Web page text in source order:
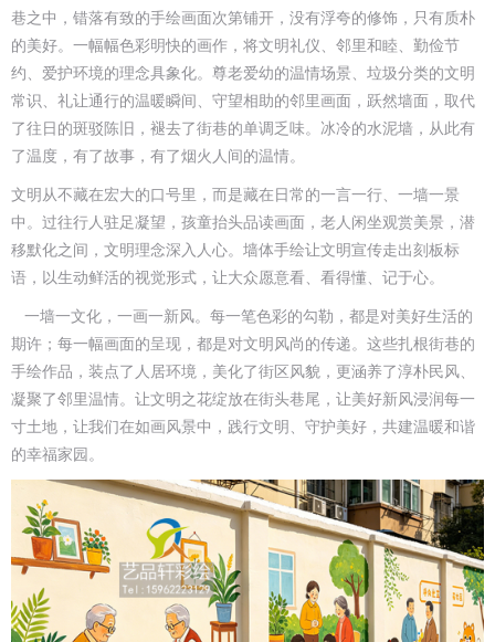
巷之中，错落有致的手绘画面次第铺开，没有浮夸的修饰，只有质朴
的美好。一幅幅色彩明快的画作，将文明礼仪、邻里和睦、勤俭节
约、爱护环境的理念具象化。尊老爱幼的温情场景、垃圾分类的文明
常识、礼让通行的温暖瞬间、守望相助的邻里画面，跃然墙面，取代
了往日的斑驳陈旧，褪去了街巷的单调乏味。冰冷的水泥墙，从此有
了温度，有了故事，有了烟火人间的温情。
文明从不藏在宏大的口号里，而是藏在日常的一言一行、一墙一景
中。过往行人驻足凝望，孩童抬头品读画面，老人闲坐观赏美景，潜
移默化之间，文明理念深入人心。墙体手绘让文明宣传走出刻板标
语，以生动鲜活的视觉形式，让大众愿意看、看得懂、记于心。
一墙一文化，一画一新风。每一笔色彩的勾勒，都是对美好生活的
期许；每一幅画面的呈现，都是对文明风尚的传递。这些扎根街巷的
手绘作品，装点了人居环境，美化了街区风貌，更涵养了淳朴民风、
凝聚了邻里温情。让文明之花绽放在街头巷尾，让美好新风浸润每一
寸土地，让我们在如画风景中，践行文明、守护美好，共建温暖和谐
的幸福家园。